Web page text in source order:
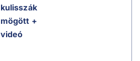
kulisszák
mögött +
videó